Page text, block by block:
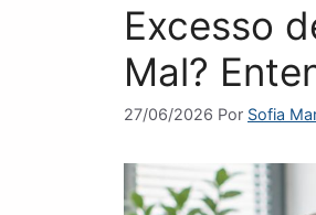
Excesso
Mal?
27/06/2026 Por Sofia